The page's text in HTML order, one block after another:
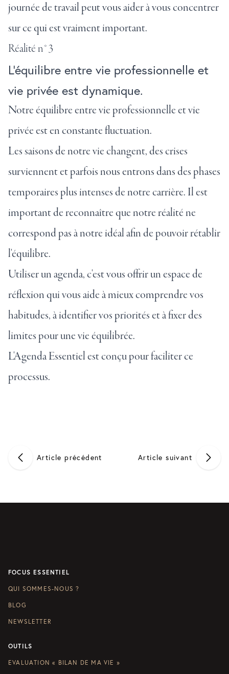
journée de travail peut vous aider à vous concentrer
sur ce qui est vraiment important.
Réalité n°3
L'équilibre entre vie professionnelle et
vie privée est dynamique.
Notre équilibre entre vie professionnelle et vie
privée est en constante fluctuation.
Les saisons de notre vie changent, des crises
surviennent et parfois nous entrons dans des phases
temporaires plus intenses de notre carrière. Il est
important de reconnaître que notre réalité ne
correspond pas à notre idéal afin de pouvoir rétablir
l'équilibre.
Utiliser un agenda, c'est vous offrir un espace de
réflexion qui vous aide à mieux comprendre vos
habitudes, à identifier vos priorités et à fixer des
limites pour une vie équilibrée.
L'Agenda Essentielest conçu pour faciliter ce
processus.
Article précédent Article suivant
FOCUS ESSENTIEL
QUI SOMMES-NOUS ?
BLOG
NEWSLETTER
OUTILS
EVALUATION « BILAN DE MA VIE »